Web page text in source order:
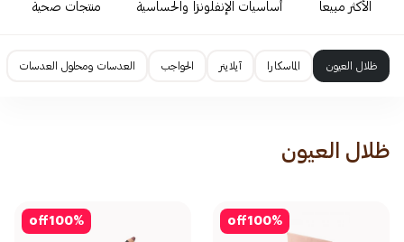
الأكثر مبيعا أساسيات الإنفلونزا والحساسية منتجات صحية
ظلال العيون الماسكارا آيلاينر الحواجب العدسات ومحلول العدسات
ظلال العيون
100%
off
100%
off